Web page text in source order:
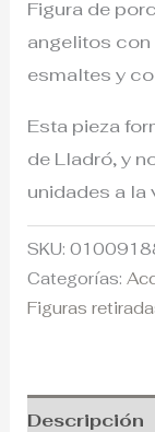
Figura de
angelitos con
esmaltes y
Esta pieza
de Lladró, y
unidades a la
SKU:
Categorías:
Figuras
Descripción